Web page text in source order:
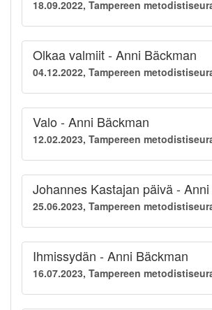
18.09.2022, Tampereen
Olkaa valmiit - Anni Bäckman
04.12.2022, Tampereen
Valo - Anni Bäckman
12.02.2023, Tampereen
Johannes Kastajan päivä -
25.06.2023, Tampereen
Ihmissydän - Anni Bäckman
16.07.2023, Tampereen